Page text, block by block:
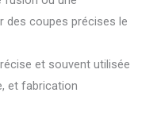
des coupes précises le
et souvent utilisée
et fabrication